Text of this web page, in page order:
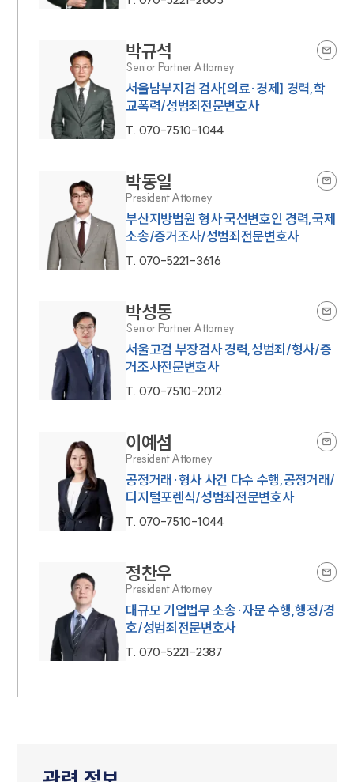
박규석
Senior Partner Attorney
서울남부지검 검사[의료·경제] 경력,학
교폭력/성범죄전문변호사
T. 070-7510-1044
박동일
President Attorney
부산지방법원 형사 국선변호인 경력,국제
소송/증거조사/성범죄전문변호사
T. 070-5221-3616
박성동
Senior Partner Attorney
서울고검 부장검사 경력,성범죄/형사/증
거조사전문변호사
T. 070-7510-2012
이예섬
President Attorney
공정거래·형사 사건 다수 수행,공정거래/
디지털포렌식/성범죄전문변호사
T. 070-7510-1044
정찬우
President Attorney
대규모 기업법무 소송·자문 수행,행정/경
호/성범죄전문변호사
T. 070-5221-2387